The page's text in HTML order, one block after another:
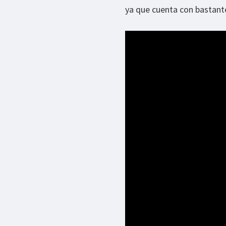
ya que cuenta con